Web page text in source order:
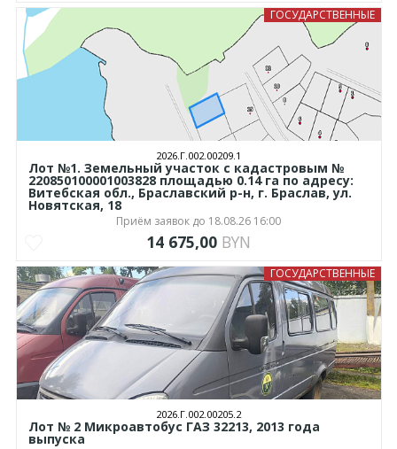
ГОСУДАРСТВЕННЫЕ
2026.Г.002.00209.1
Лот №1. Земельный участок с кадастровым №
220850100001003828 площадью 0.14 га по адресу:
Витебская обл., Браславский р-н, г. Браслав, ул.
Новятская, 18
Приём заявок до 18.08.26 16:00
14 675,00 BYN
ГОСУДАРСТВЕННЫЕ
2026.Г.002.00205.2
Лот № 2 Микроавтобус ГАЗ 32213, 2013 года
выпуска